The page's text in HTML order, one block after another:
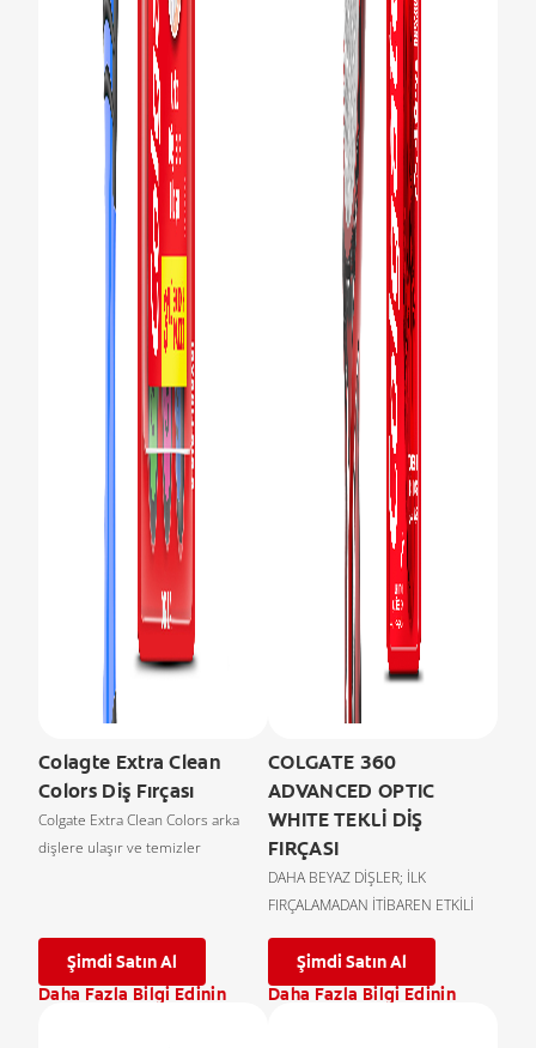
Colagte Extra Clean
Colors Diş Fırçası
Colgate Extra Clean Colors arka
dişlere ulaşır ve temizler
Şimdi Satın Al
Daha Fazla Bilgi Edinin
COLGATE 360
ADVANCED OPTIC
WHITE TEKLİ DİŞ
FIRÇASI
DAHA BEYAZ DİŞLER; İLK
FIRÇALAMADAN İTİBAREN ETKİLİ
Şimdi Satın Al
Daha Fazla Bilgi Edinin